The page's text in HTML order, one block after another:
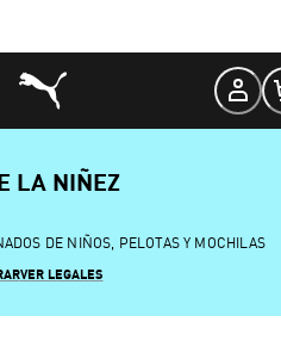
LA NIÑEZ
DE NIÑOS, PELOTAS Y MOCHILAS
VER LEGALES